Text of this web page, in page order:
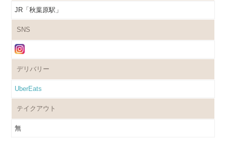
JR「秋葉原駅」
SNS
デリバリー
UberEats
テイクアウト
無